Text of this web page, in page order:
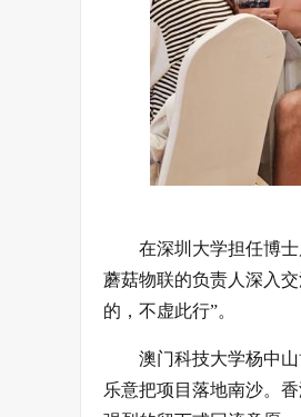
在深圳大学担任博
蘑菇物联的负责人深入
的，不虚此行”。
澳门科技大学杨中
乐意把项目落地南沙。